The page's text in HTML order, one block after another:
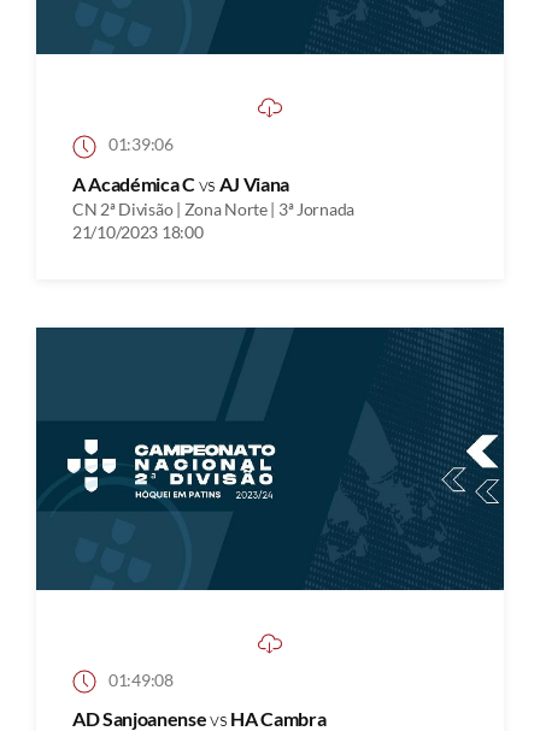
01:39:06
A Académica Cvs AJ Viana
CN 2ª Divisão | Zona Norte | 3ª Jornada
21/10/2023 18:00
01:49:08
AD Sanjoanensevs HA Cambra